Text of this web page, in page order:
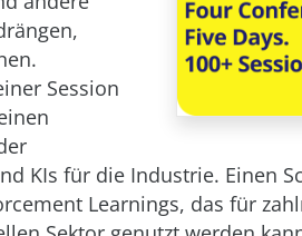
Session
KIs für die Industrie. Einen
Learnings, das für